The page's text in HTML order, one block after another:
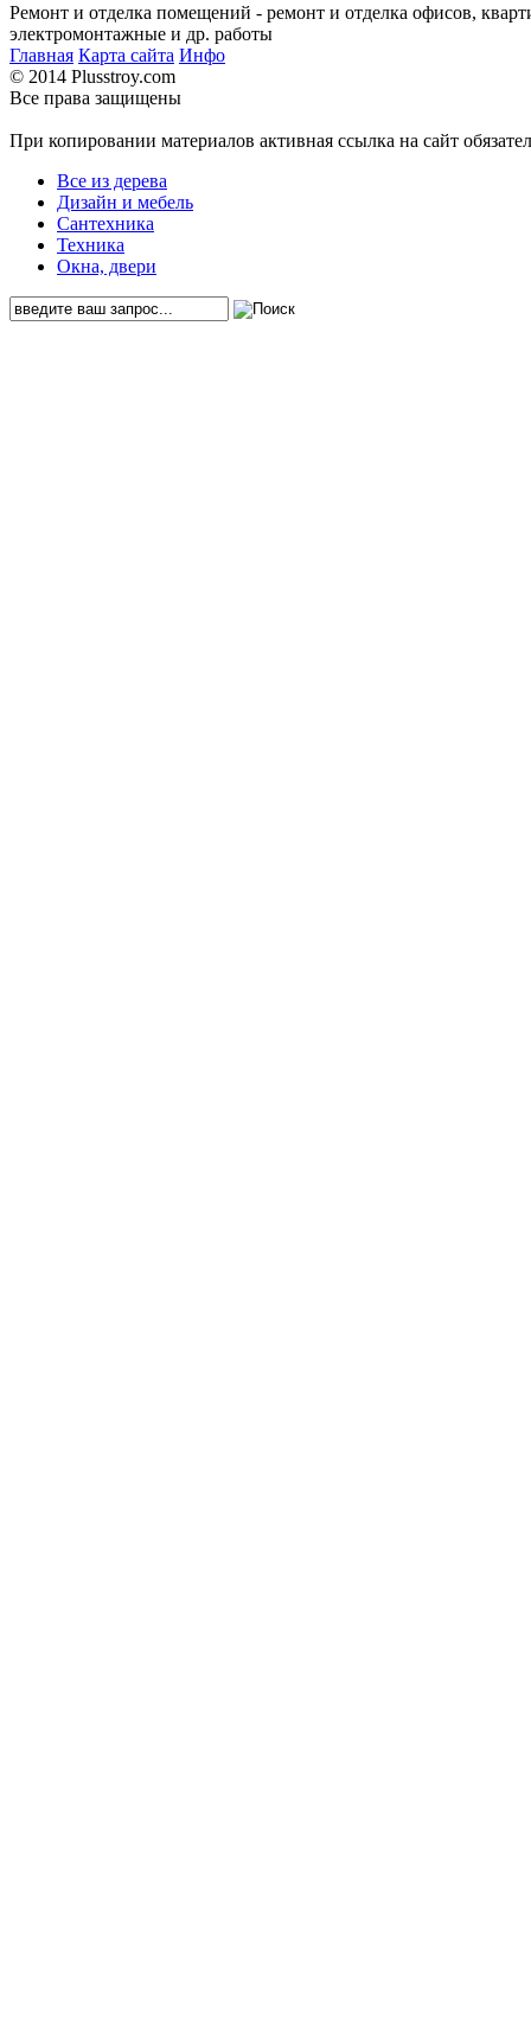
Ремонт и отделка помещений - ремонт и отделка офисов,
электромонтажные и др. работы
Главная Карта сайта Инфо
© 2014 Plusstroy.com
Все права защищены
При копировании материалов активная ссылка на сайт
Все из дерева
Дизайн и мебель
Сантехника
Техника
Окна, двери